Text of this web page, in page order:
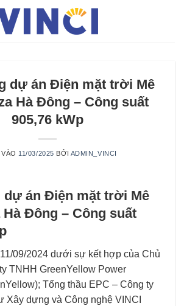
dự án Điện mặt trời Mê
Hà Đông – Công suất
905,76 kWp
11/03/2025 BỞI ADMIN_VINCI
dự án Điện mặt trời Mê
Hà Đông – Công suất
09/2024 dưới sự kết hợp của Chủ
TNHH GreenYellow Power
Tổng thầu EPC – Công ty
Xây dựng và Công nghệ VINCI